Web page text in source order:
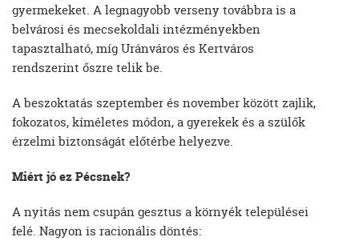
gyermekeket. A legnagyobb verseny továbbra is a
belvárosi és mecsekoldali intézményekben
tapasztalható, míg Uránváros és Kertváros
rendszerint őszre telik be.
A beszoktatás szeptember és november között zajlik,
fokozatos, kíméletes módon, a gyerekek és a szülők
érzelmi biztonságát előtérbe helyezve.
Miért jó ez Pécsnek?
A nyitás nem csupán gesztus a környék települései
felé. Nagyon is racionális döntés: